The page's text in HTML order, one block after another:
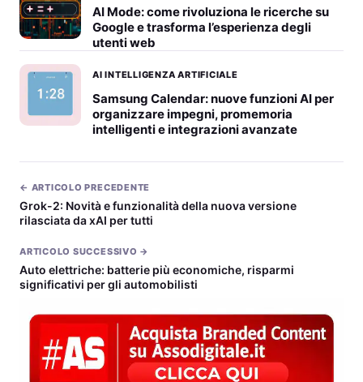
AI Mode: come rivoluziona le ricerche su
Google e trasforma l’esperienza degli
utenti web
AI INTELLIGENZA ARTIFICIALE
Samsung Calendar: nuove funzioni AI per
organizzare impegni, promemoria
intelligenti e integrazioni avanzate
← ARTICOLO PRECEDENTE
Grok-2: Novità e funzionalità della nuova versione
rilasciata da xAI per tutti
ARTICOLO SUCCESSIVO →
Auto elettriche: batterie più economiche, risparmi
significativi per gli automobilisti